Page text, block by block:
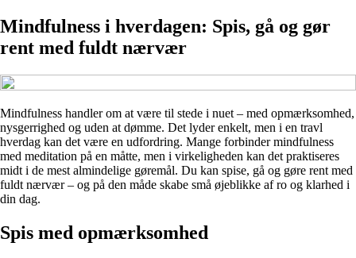
Mindfulness i hverdagen: Spis, gå og gør
rent med fuldt nærvær
Mindfulness handler om at være til stede i nuet – med opmærksomhed,
nysgerrighed og uden at dømme. Det lyder enkelt, men i en travl
hverdag kan det være en udfordring. Mange forbinder mindfulness
med meditation på en måtte, men i virkeligheden kan det praktiseres
midt i de mest almindelige gøremål. Du kan spise, gå og gøre rent med
fuldt nærvær – og på den måde skabe små øjeblikke af ro og klarhed i
din dag.
Spis med opmærksomhed